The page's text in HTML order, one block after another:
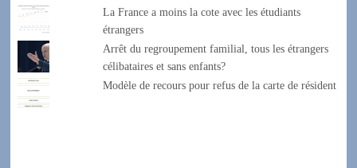
La France a moins la cote avec les étudiants
étrangers
Arrêt du regroupement familial, tous les étrangers
célibataires et sans enfants?
Modèle de recours pour refus de la carte de résident